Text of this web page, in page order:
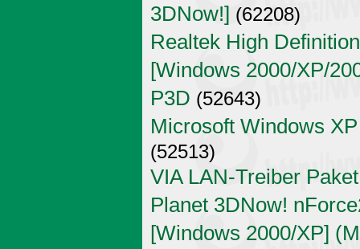
3DNow!] (62208)
Realtek High
[Windows 2000/XP/
P3D (52643)
Microsoft Windows
(52513)
VIA LAN-Treiber
Planet 3DNow!
[Windows 2000/XP]